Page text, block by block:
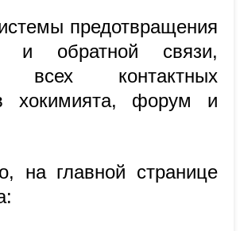
предотвращения
и обратной связи,
всех контактных
хокимията, форум и
на главной странице